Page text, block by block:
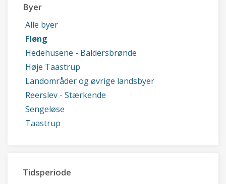
Byer
Alle byer
Fløng
Hedehusene - Baldersbrønde
Høje Taastrup
Landområder og øvrige landsbyer
Reerslev - Stærkende
Sengeløse
Taastrup
Tidsperiode